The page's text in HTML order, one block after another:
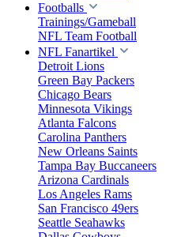
Footballs
Trainings/Gameball
NFL Team Football
NFL Fanartikel
Detroit Lions
Green Bay Packers
Chicago Bears
Minnesota Vikings
Atlanta Falcons
Carolina Panthers
New Orleans Saints
Tampa Bay Buccaneers
Arizona Cardinals
Los Angeles Rams
San Francisco 49ers
Seattle Seahawks